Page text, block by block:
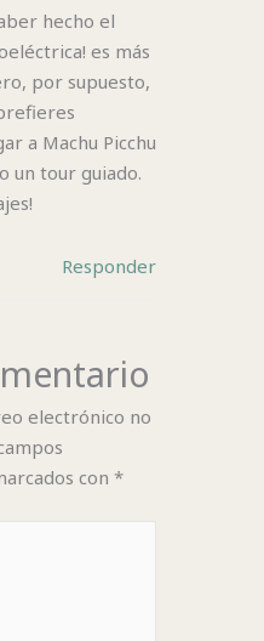
hecho el
es más
por supuesto,
a Machu Picchu
un tour guiado.
Responder
electrónico no
con *